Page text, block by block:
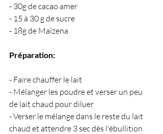
- 30g de cacao amer
- 15 à 30 g de sucre
- 18g de Maïzena
Préparation:
- Faire chauffer le lait
- Mélanger les poudre et verser un peu
de lait chaud pour diluer
- Verser le mélange dans le reste du lait
chaud et attendre 3 sec dès l'ébullition